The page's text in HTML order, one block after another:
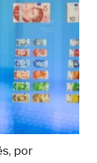
por